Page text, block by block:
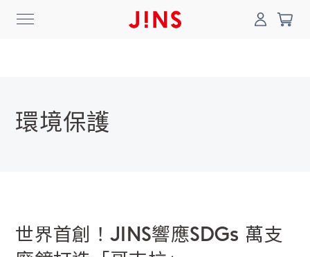
登入/註冊
Collection
環境保護
世界首創！JINS響應SDGs 萬支